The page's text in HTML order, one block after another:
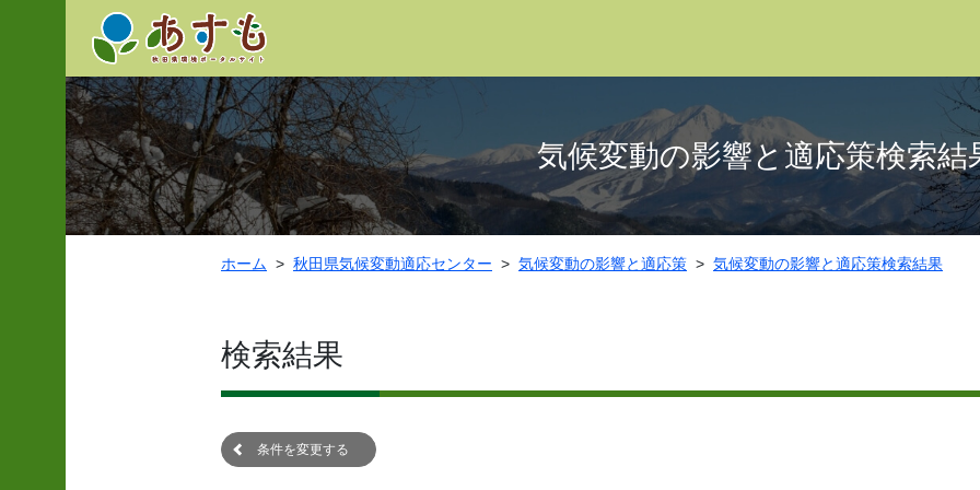
気候変動の影響と適応策検索結
ホーム 秋田県気候変動適応センター 気候変動の影響と適応策 気候変動の影響と適応策検索結果
検索結果
条件を変更する